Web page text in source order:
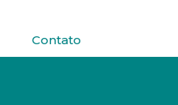
Contato